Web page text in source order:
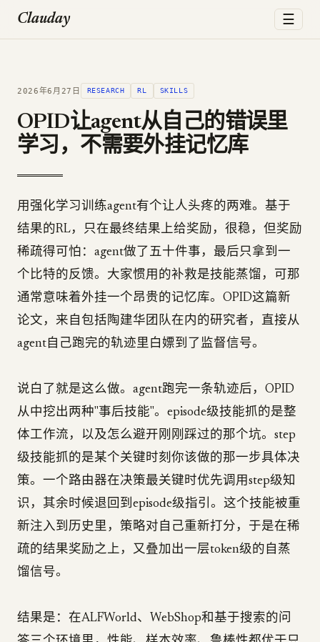
Clauday ☰
2026年6月27日 RESEARCH RL SKILLS
OPID让agent从自己的错误里
学习，不需要外挂记忆库
用强化学习训练agent有个让人头疼的两难。基于
结果的RL，只在最终结果上给奖励，很稳，但奖励
稀疏得可怕：agent做了五十件事，最后只拿到一
个比特的反馈。大家惯用的补救是技能蒸馏，可那
通常意味着外挂一个昂贵的记忆库。OPID这篇新
论文，来自包括陶建华团队在内的研究者，直接从
agent自己跑完的轨迹里白嫖到了监督信号。
说白了就是这么做。agent跑完一条轨迹后，OPID
从中挖出两种"事后技能"。episode级技能抓的是整
体工作流，以及怎么避开刚刚踩过的那个坑。step
级技能抓的是某个关键时刻你该做的那一步具体决
策。一个路由器在决策最关键时优先调用step级知
识，其余时候退回到episode级指引。这个技能被重
新注入到历史里，策略对自己重新打分，于是在稀
疏的结果奖励之上，又叠加出一层token级的自蒸
馏信号。
结果是：在ALFWorld、WebShop和基于搜索的问